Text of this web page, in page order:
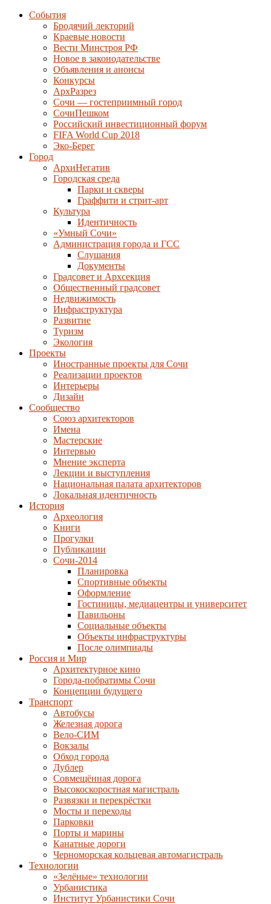
События
Бродячий лекторий
Краевые новости
Вести Минстроя РФ
Новое в законодательстве
Объявления и анонсы
Конкурсы
АрхРазрез
Сочи — гостеприимный город
СочиПешком
Российский инвестиционный форум
FIFA World Cup 2018
Эко-Берег
Город
АрхиНегатив
Городская среда
Парки и скверы
Граффити и стрит-арт
Культура
Идентичность
«Умный Сочи»
Администрация города и ГСС
Слушания
Документы
Градсовет и Архсекция
Общественный градсовет
Недвижимость
Инфраструктура
Развитие
Туризм
Экология
Проекты
Иностранные проекты для Сочи
Реализации проектов
Интерьеры
Дизайн
Сообщество
Союз архитекторов
Имена
Мастерские
Интервью
Мнение эксперта
Лекции и выступления
Национальная палата архитекторов
Локальная идентичность
История
Археология
Книги
Прогулки
Публикации
Сочи-2014
Планировка
Спортивные объекты
Оформление
Гостиницы, медиацентры и университет
Павильоны
Социальные объекты
Объекты инфраструктуры
После олимпиады
Россия и Мир
Архитектурное кино
Города-побратимы Сочи
Концепции будущего
Транспорт
Автобусы
Железная дорога
Вело-СИМ
Вокзалы
Обход города
Дублер
Совмещённая дорога
Высокоскоростная магистраль
Развязки и перекрёстки
Мосты и переходы
Парковки
Порты и марины
Канатные дороги
Черноморская кольцевая автомагистраль
Технологии
«Зелёные» технологии
Урбанистика
Институт Урбанистики Сочи